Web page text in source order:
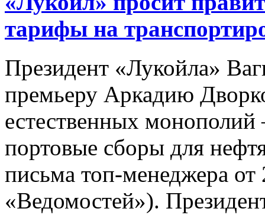
тарифы на
Президент «Лукойла»
премьеру Аркадию
естественных
портовые сборы для
письма топ-менеджера от
«Ведомостей»).